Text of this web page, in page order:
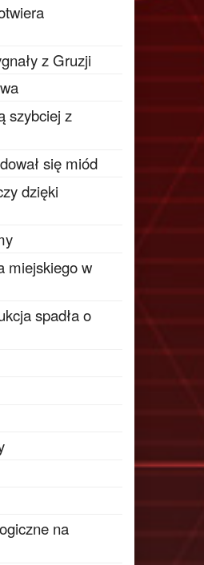
z Gruzji
szybciej z
się miód
dzięki
miejskiego w
spadła o
na